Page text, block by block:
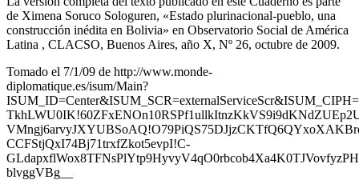
de Ximena Soruco Sologuren, «Estado plurinacional-pueblo, una
construcción inédita en Bolivia» en Observatorio Social de América
Latina , CLACSO, Buenos Aires, año X, Nº 26, octubre de 2009.
Tomado el 7/1/09 de http://www.monde-
diplomatique.es/isum/Main?
CCFStjQxI74Bj71trxfZkot5evpI!C-
blvggVBg__